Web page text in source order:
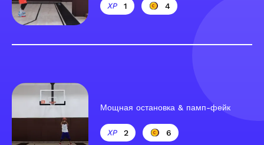
1 4
Мощная остановка & памп-фейк
2 6